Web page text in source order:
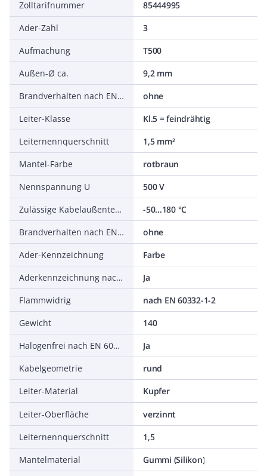
Zolltarifnummer
85444995
Ader-Zahl
3
Aufmachung
T500
Außen-Ø ca.
9,2 mm
Brandverhalten nach EN 13501-6: Klasse
ohne
Leiter-Klasse
Kl.5 = feindrähtig
Leiternennquerschnitt
1,5 mm²
Mantel-Farbe
rotbraun
Nennspannung U
500 V
Zulässige Kabelaußentemperatur nach Montage ohne Erschütterung
-50...180 °C
Brandverhalten nach EN 13501-6: Abtropfverhalten
ohne
Ader-Kennzeichnung
Farbe
Aderkennzeichnung nach HD 308 S2
Ja
Flammwidrig
nach EN 60332-1-2
Gewicht
140
Halogenfrei nach EN 60754-1/2
Ja
Kabelgeometrie
rund
Leiter-Material
Kupfer
Leiter-Oberfläche
verzinnt
Leiternennquerschnitt
1,5
Mantelmaterial
Gummi (Silikon)